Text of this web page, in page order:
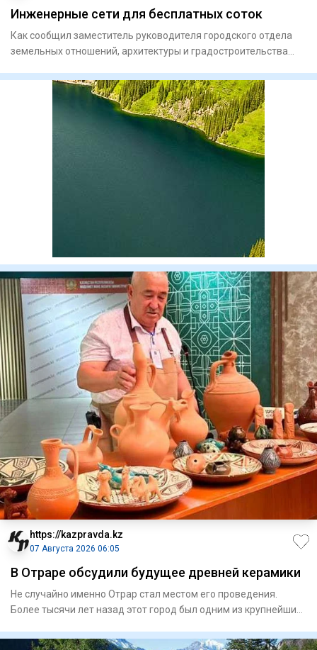
Инженерные сети для бесплатных соток
Как сообщил заместитель руководителя городского отдела
земельных отношений, архитектуры и градостроительства
https://kazpravda.kz
07 Августа 2026 06:05
В Отраре обсудили будущее древней керамики
Не случайно именно Отрар стал местом его проведения.
Более тысячи лет назад этот город был одним из крупнейших